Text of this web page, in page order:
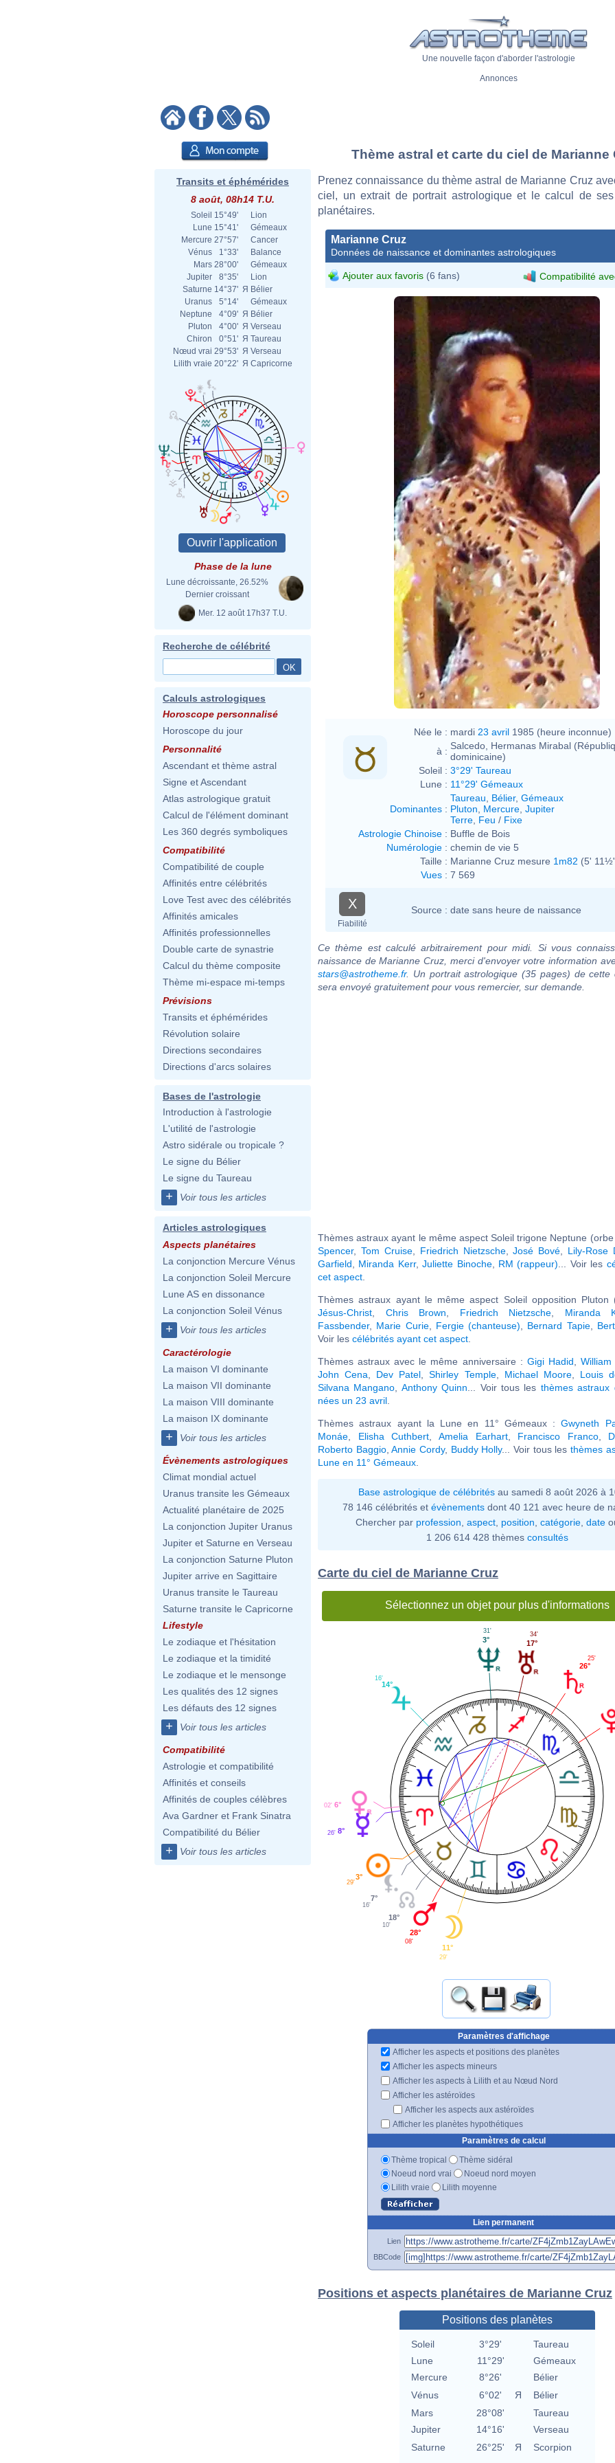
Une nouvelle façon d'aborder l'astrologie
Annonces
Transits et éphémérides
8 août, 08h14 T.U.
Soleil 15°49'
Lion
Lune 15°41'
Gémeaux
Mercure 27°57'
Cancer
Vénus
1°33'
Balance
Mars 28°00'
Gémeaux
Jupiter
8°35'
Lion
Saturne 14°37' Я Bélier
Uranus
5°14'
Gémeaux
Neptune
4°09' Я Bélier
Pluton
4°00' Я Verseau
Chiron
0°51' Я Taureau
Nœud vrai 29°53' Я Verseau
Lilith vraie 20°22' Я Capricorne
Phase de la lune
Lune décroissante, 26.52%
Dernier croissant
Mer. 12 août 17h37 T.U.
Recherche de célébrité
Calculs astrologiques
Horoscope personnalisé
Horoscope du jour
Personnalité
Ascendant et thème astral
Signe et Ascendant
Atlas astrologique gratuit
Calcul de l'élément dominant
Les 360 degrés symboliques
Compatibilité
Compatibilité de couple
Affinités entre célébrités
Love Test avec des célébrités
Affinités amicales
Affinités professionnelles
Double carte de synastrie
Calcul du thème composite
Thème mi-espace mi-temps
Prévisions
Transits et éphémérides
Révolution solaire
Directions secondaires
Directions d'arcs solaires
Bases de l'astrologie
Introduction à l'astrologie
L'utilité de l'astrologie
Astro sidérale ou tropicale ?
Le signe du Bélier
Le signe du Taureau
+ Voir tous les articles
Articles astrologiques
Aspects planétaires
La conjonction Mercure Vénus
La conjonction Soleil Mercure
Lune AS en dissonance
La conjonction Soleil Vénus
+ Voir tous les articles
Caractérologie
La maison VI dominante
La maison VII dominante
La maison VIII dominante
La maison IX dominante
+ Voir tous les articles
Évènements astrologiques
Climat mondial actuel
Uranus transite les Gémeaux
Actualité planétaire de 2025
La conjonction Jupiter Uranus
Jupiter et Saturne en Verseau
La conjonction Saturne Pluton
Jupiter arrive en Sagittaire
Uranus transite le Taureau
Saturne transite le Capricorne
Lifestyle
Le zodiaque et l'hésitation
Le zodiaque et la timidité
Le zodiaque et le mensonge
Les qualités des 12 signes
Les défauts des 12 signes
+ Voir tous les articles
Compatibilité
Astrologie et compatibilité
Affinités et conseils
Affinités de couples célèbres
Ava Gardner et Frank Sinatra
Compatibilité du Bélier
+ Voir tous les articles
Thème astral et carte du ciel de Marianne
Prenez connaissance du thème astral de Marianne Cruz
ciel, un extrait de portrait astrologique et le calcul de
planétaires.
Marianne Cruz
Données de naissance et dominantes astrologiques
Ajouter aux favoris (6 fans) Compatibilité
Née le : mardi 23 avril 1985 (heure inconnue)
à : Salcedo, Hermanas Mirabal
dominicaine)
Soleil : 3°29' Taureau
Lune : 11°29' Gémeaux
Dominantes :
Taureau Bélier, Gémeaux
Pluton
Mercure Jupiter
Terre Feu / Fixe
Astrologie Chinoise : Buffle de Bois
Numérologie : chemin de vie 5
Taille : Marianne Cruz mesure 1m82 (5'
Vues : 7 569
X
Fiabilité
Source : date sans heure de naissance
Ce thème est calculé arbitrairement pour midi. Si vous
naissance de Marianne Cruz, merci d'envoyer votre information
stars@astrotheme.fr. Un portrait astrologique (35 pages) de cette
sera envoyé gratuitement pour vous remercier, sur demande.
Thèmes astraux ayant le même aspect Soleil trigone Neptune (orbe
Spencer, Tom Cruise, Friedrich Nietzsche,José Bové Lily-Rose
Garfield
Miranda Kerr,Juliette Binoche, RM (rappeur) ... Voir les
cet aspect
Thèmes astraux ayant le même aspect Soleil opposition Pluton
Jésus-Christ
Chris Brown Friedrich Nietzsche Miranda
Fassbender, Marie Curie, Fergie (chanteuse) Bernard Tapie,
Voir les célébrités ayant cet aspect
Thèmes astraux avec le même anniversaire : Gigi Hadid William
John Cena
Dev Patel ,Shirley Temple, Michael Moore, Louis
Silvana Mangano
Anthony Quinn ... Voir tous les thèmes astraux
nées un 23 avril
Thèmes astraux ayant la Lune en 11° Gémeaux :Gwyneth
Monáe
Elisha Cuthbert Amelia Earhart, Francisco Franco,
Roberto Baggio,Annie Cordy, Buddy Holly... Voir tous lesthèmes
Lune en 11° Gémeaux
Base astrologique de célébritésau samedi 8 août 2026 à
78 146 célébrités et évènements dont 40 121 avec heure de
Chercher par profession aspect position catégorie date
1 206 614 428 thèmes consultés
Carte du ciel de Marianne Cruz
Sélectionnez un objet pour plus d'informations
26°
25'
17°
34'
3°
31'
14°
16'
6°
02'
8°
26'
3°
29'
7°
16'
18°
10'
28°
08'
11°
29'
Paramètres d'affichage
Afficher les aspects et positions des planètes
Afficher les aspects mineurs
Afficher les aspects à Lilith et au Nœud Nord
Afficher les astéroïdes
Afficher les aspects aux astéroïdes
Afficher les planètes hypothétiques
Paramètres de calcul
Thème tropical
Thème sidéral
Noeud nord vrai
Noeud nord moyen
Lilith vraie
Lilith moyenne
Lien permanent
Lien
BBCode
Positions et aspects planétaires de Marianne Cruz
Positions des planètes
Soleil 3°29'
Taureau
Lune
11°29'
Gémeaux
Mercure
8°26'
Bélier
Vénus
6°02' Я
Bélier
Mars
28°08'
Taureau
Jupiter
14°16'
Verseau
Saturne
26°25' Я
Scorpion